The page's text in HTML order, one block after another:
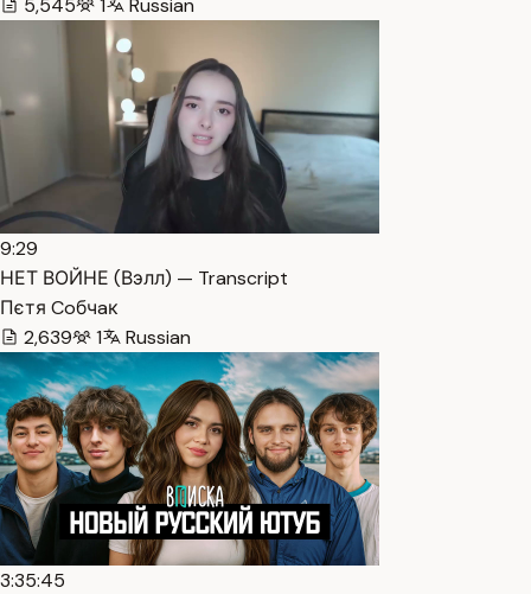
5,545 1 Russian
9:29
НЕТ ВОЙНЕ (Вэлл) — Transcript
Пєтя Coбчaк
2,639
1 Russian
3:35:45